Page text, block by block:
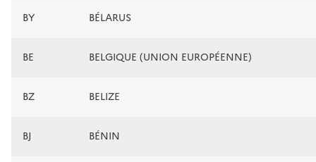
BY BÉLARUS
BE BELGIQUE (UNION EUROPÉENNE)
BZ BELIZE
BJ BÉNIN